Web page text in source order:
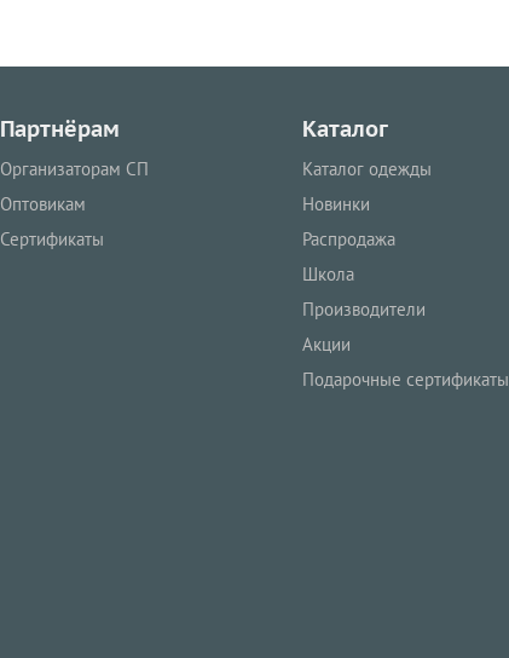
Партнёрам
Организаторам СП
Оптовикам
Сертификаты
Каталог
Каталог одежды
Новинки
Распродажа
Школа
Производители
Акции
Подарочные сертификаты